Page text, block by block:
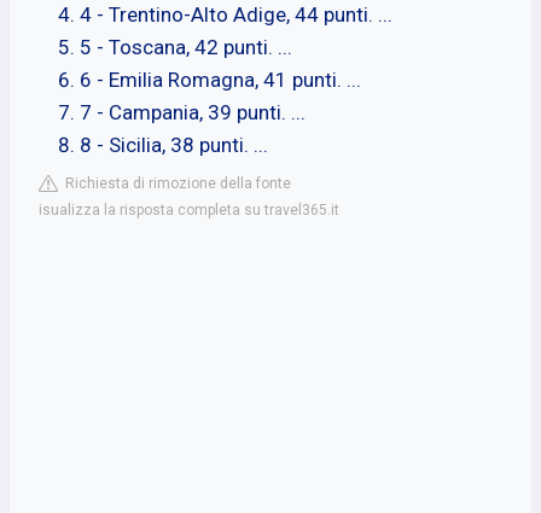
4 - Trentino-Alto Adige, 44 punti. ...
5 - Toscana, 42 punti. ...
6 - Emilia Romagna, 41 punti. ...
7 - Campania, 39 punti. ...
8 - Sicilia, 38 punti. ...
Richiesta di rimozione della fonte
isualizza la risposta completa su travel365.it